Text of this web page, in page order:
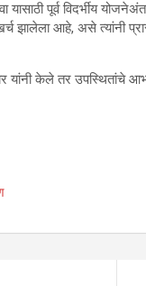
यासाठी पूर्व विदर्भीय
आहे, असे त्यांनी
केले तर उपस्थितांचे